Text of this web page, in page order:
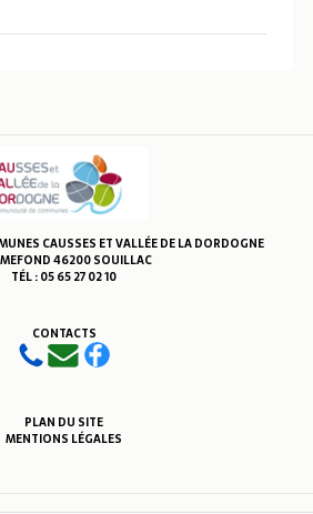
CAUSSES ET VALLÉE DE LA DORDOGNE
46200 SOUILLAC
TÉL : 05 65 27 02 10
CONTACTS
PLAN DU SITE
MENTIONS LÉGALES